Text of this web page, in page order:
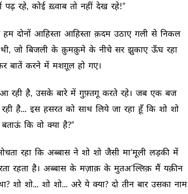
पढ़ रहे, कोई ख़्वाब तो नहीं देख रहे!”
हम दोनों आहिस्ता आहिस्ता क़दम उठाए गली से निकल
थी, जो बिजली के क़ुमक़ुमे के नीचे सर झुकाए ऊँघ रहा
बातें करने में मशग़ूल हो गए।
आ रही है, उसके बारे में गुफ़्तगू करते रहे। जब एक बज
रही है... इस हसरत को साथ लिये जा रहा हूँ कि शो शो
बताऊं कि वो क्या है?”
रहा कि अब्बास ने शो शो जैसी मा’मूली लड़की में
रहता है। अब्बास के मज़ाक़ के मुतअ’ल्लिक़ मैं यक़ीन
शो शो... शो शो... अरे ये क्या? दो तीन बार उसका नाम